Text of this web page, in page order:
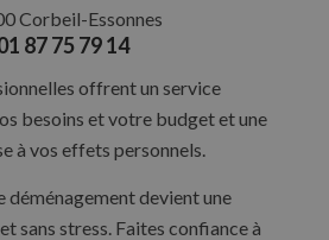
Corbeil-Essonnes
87 75 79 14
offrent un service
besoins et votre budget et une
à vos effets personnels.
devient une
sans stress. Faites confiance à